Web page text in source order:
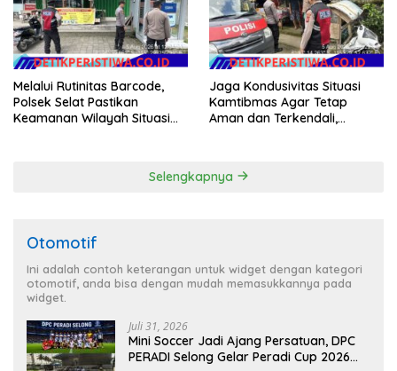
Melalui Rutinitas Barcode,
Polsek Selat Pastikan
Keamanan Wilayah Situasi
Jaga Kondusivitas Situasi
Kamtibmas Agar Tetap
Aman dan Terkendali,
Selengkapnya
Otomotif
Ini adalah contoh keterangan untuk widget dengan kategori
otomotif, anda bisa dengan mudah memasukkannya pada
widget.
Juli 31, 2026
Mini Soccer Jadi Ajang Persatuan, DPC
PERADI Selong Gelar Peradi Cup 2026